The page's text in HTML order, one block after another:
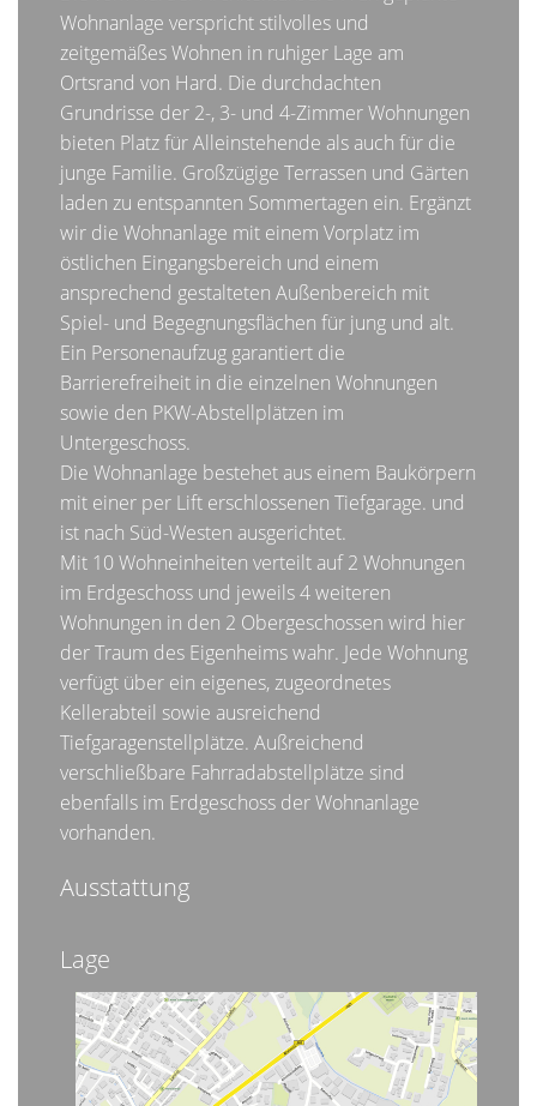
Wohnanlage verspricht stilvolles und
zeitgemäßes Wohnen in ruhiger Lage am
Ortsrand von Hard. Die durchdachten
Grundrisse der 2-, 3- und 4-Zimmer Wohnungen
bieten Platz für Alleinstehende als auch für die
junge Familie. Großzügige Terrassen und Gärten
laden zu entspannten Sommertagen ein. Ergänzt
wir die Wohnanlage mit einem Vorplatz im
östlichen Eingangsbereich und einem
ansprechend gestalteten Außenbereich mit
Spiel- und Begegnungsflächen für jung und alt.
Ein Personenaufzug garantiert die
Barrierefreiheit in die einzelnen Wohnungen
sowie den PKW-Abstellplätzen im
Untergeschoss.
Die Wohnanlage bestehet aus einem Baukörpern
mit einer per Lift erschlossenen Tiefgarage. und
ist nach Süd-Westen ausgerichtet.
Mit 10 Wohneinheiten verteilt auf 2 Wohnungen
im Erdgeschoss und jeweils 4 weiteren
Wohnungen in den 2 Obergeschossen wird hier
der Traum des Eigenheims wahr. Jede Wohnung
verfügt über ein eigenes, zugeordnetes
Kellerabteil sowie ausreichend
Tiefgaragenstellplätze. Außreichend
verschließbare Fahrradabstellplätze sind
ebenfalls im Erdgeschoss der Wohnanlage
vorhanden.
Ausstattung
Lage